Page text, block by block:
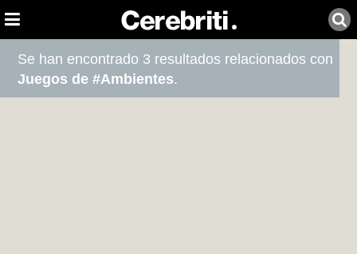
Se han encontrado 3 resultados relacionados con
Juegos de #Ambientes.